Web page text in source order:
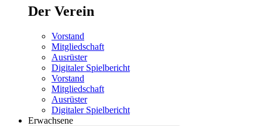
Der Verein
Vorstand
Mitgliedschaft
Ausrüster
Digitaler Spielbericht
Vorstand
Mitgliedschaft
Ausrüster
Digitaler Spielbericht
Erwachsene